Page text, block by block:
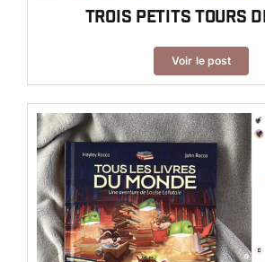
Trois petits tours
Voir le post